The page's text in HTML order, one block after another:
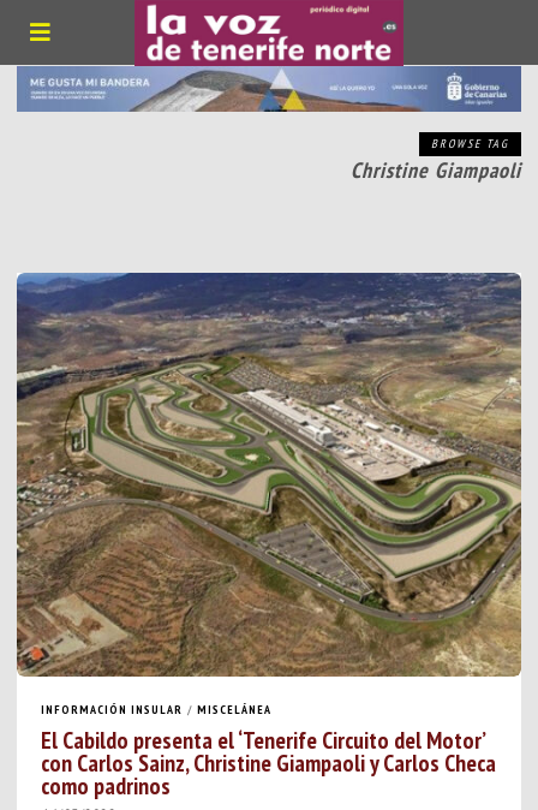
BROWSE TAG
Christine Giampaoli
INFORMACIÓN INSULAR / MISCELÁNEA
El Cabildo presenta el ‘Tenerife Circuito del Motor’
con Carlos Sainz, Christine Giampaoli y Carlos Checa
como padrinos